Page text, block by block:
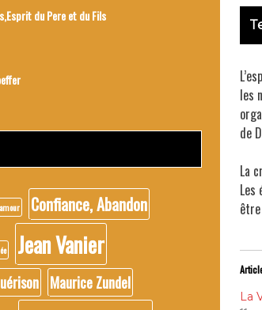
les
de
La
Les
La
du Pere et du Fils
Confiance, Abandon
Jean Vanier
Maurice Zundel